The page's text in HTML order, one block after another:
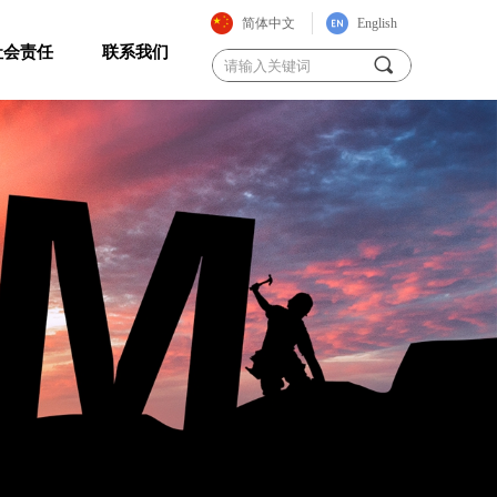
会责任 联系我们
简体中文 English
끠